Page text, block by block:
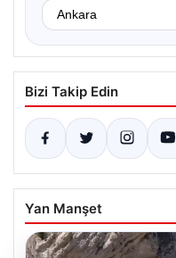
Bizi Takip Edin
Yan Manşet